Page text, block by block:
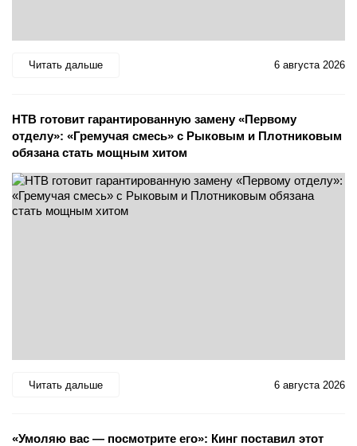
Читать дальше 6 августа 2026
НТВ готовит гарантированную замену «Первому
отделу»: «Гремучая смесь» с Рыковым и Плотниковым
обязана стать мощным хитом
Читать дальше 6 августа 2026
«Умоляю вас — посмотрите его»: Кинг поставил этот